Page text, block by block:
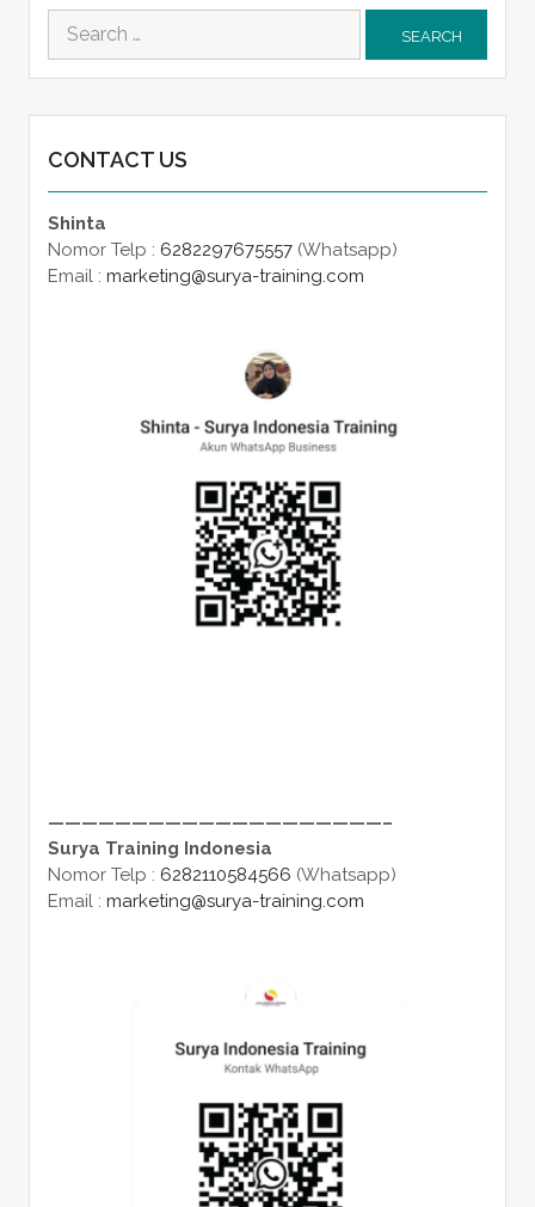
Search
for:
CONTACT US
Shinta
Nomor Telp : 6282297675557(Whatsapp)
Email : marketing@surya-training.com
————————————————————–
Surya Training Indonesia
Nomor Telp : 6282110584566 (Whatsapp)
Email : marketing@surya-training.com